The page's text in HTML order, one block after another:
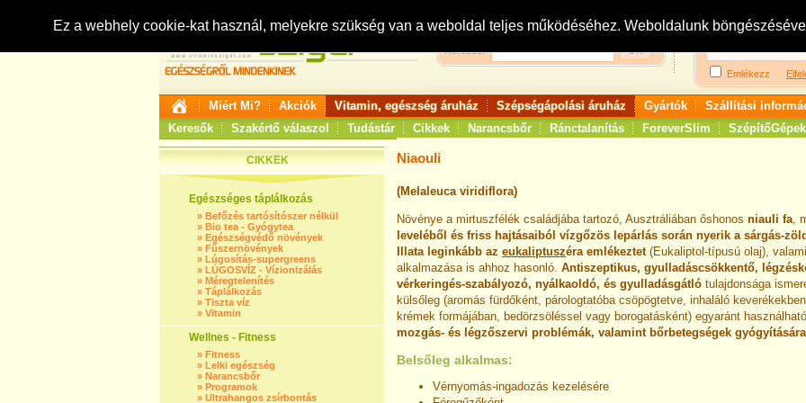
Ez a webhely cookie-kat használ, melyekre szükség van a weboldal teljes működéséhez. Weboldalunk
Keresés:
Bejelentkezés:
Emlékezz
Miért Mi? Akciók Vitamin, egészség áruház Szépségápolási áruház Gyártók Szállítási
Keresők
Szakértő válaszol Tudástár Cikkek Narancsbőr Ránctalanítás ForeverSlim SzépítőGépek
CIKKEK
Egészséges táplálkozás
» Befőzés tartósítószer nélkül
» Bio tea - Gyógytea
» Egészségvédő növények
» Fűszernövények
» Lúgosítás-supergreens
» LÚGOSVÍZ - Vízionizálás
» Méregtelenítés
» Táplálkozás
» Tiszta víz
» Vitamin
Wellnes - Fitness
» Fitness
» Lelki egészség
» Narancsbőr
» Programok
» Ultrahangos zsírbontás
Niaouli
(Melaleuca viridiflora)
Növénye a mirtuszfélék családjába tartozó, Ausztráliában őshonos niauli fa,
leveléből és friss hajtásaiból vízgőzös lepárlás során nyerik a sárgás-
Illata leginkább az eukaliptuszéra emlékeztet (Eukaliptol-típusú olaj),
alkalmazása is ahhoz hasonló. Antiszeptikus, gyulladáscsökkentő,
vérkeringés-szabályozó, nyálkaoldó, és gyulladásgátló tulajdonsága
külsőleg (aromás fürdőként, párologtatóba csöpögtetve, inhaláló
krémek formájában, bedörzsöléssel vagy borogatásként) egyaránt
mozgás- és légzőszervi problémák, valamint bőrbetegségek
Belsőleg alkalmas:
Vérnyomás-ingadozás kezelésére